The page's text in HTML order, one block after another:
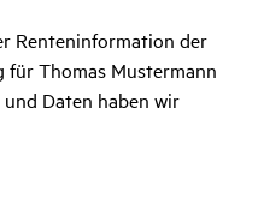
Renteninformation der
für Thomas Mustermann
Daten haben wir